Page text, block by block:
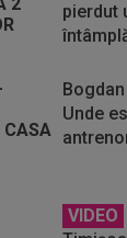
pierdut
Unde
VIDEO